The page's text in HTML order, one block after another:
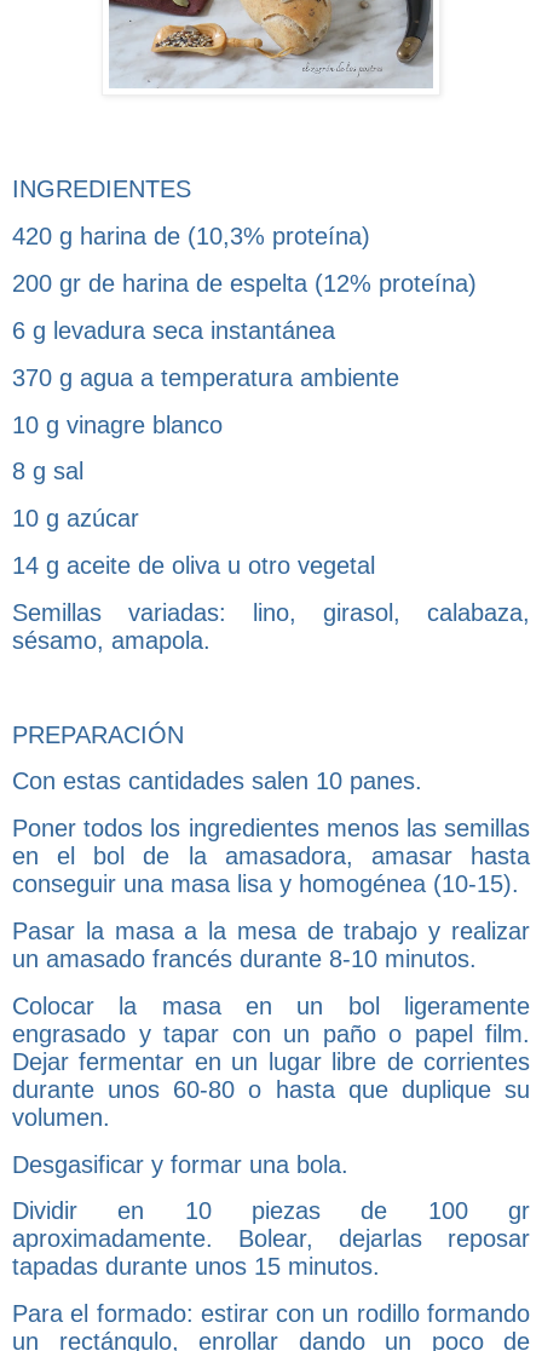
INGREDIENTES
420 g harina de (10,3% proteína)
200 gr de harina de espelta (12% proteína)
6 g levadura seca instantánea
370 g agua a temperatura ambiente
10 g vinagre blanco
8 g sal
10 g azúcar
14 g aceite de oliva u otro vegetal
Semillas variadas: lino, girasol, calabaza,
sésamo, amapola.
PREPARACIÓN
Con estas cantidades salen 10 panes.
Poner todos los ingredientes menos las semillas
en el bol de la amasadora, amasar hasta
conseguir una masa lisa y homogénea (10-15).
Pasar la masa a la mesa de trabajo y realizar
un amasado francés durante 8-10 minutos.
Colocar la masa en un bol ligeramente
engrasado y tapar con un paño o papel film.
Dejar fermentar en un lugar libre de corrientes
durante unos 60-80 o hasta que duplique su
volumen.
Desgasificar y formar una bola.
Dividir en 10 piezas de 100 gr
aproximadamente. Bolear, dejarlas reposar
tapadas durante unos 15 minutos.
Para el formado: estirar con un rodillo formando
un rectángulo, enrollar dando un poco de